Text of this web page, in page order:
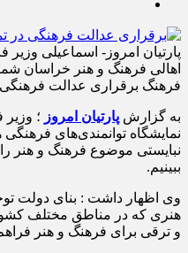
پارتیان امروز- اسماعیلی
اهالی فرهنگ و هنر خراسان
فرهنگ برقراری عدالت
به گزارش پارتیان امروز ؛ وزیر
نمایشگاه توانمندی‌های
نبایستی موضوع فرهنگ و هنر
ببینیم.
وی اظهار داشت : بنای دولت
هنری که در مناطق مختلف
و ترقی برای فرهنگ و هنر